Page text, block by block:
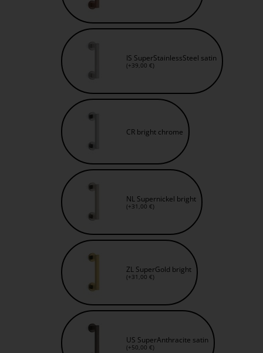
IS SuperStainlessSteel satin
(+39,00 €)
CR bright chrome
NL Supernickel bright
(+31,00 €)
ZL SuperGold bright
(+31,00 €)
US SuperAnthracite satin
(+50,00 €)